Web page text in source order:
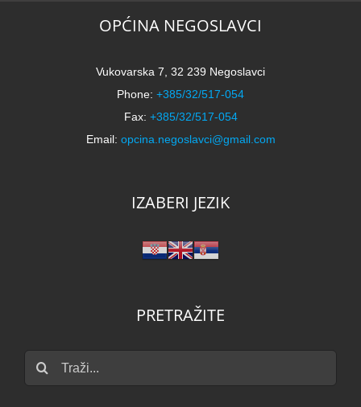
OPĆINA NEGOSLAVCI
Vukovarska 7, 32 239 Negoslavci
Phone: +385/32/517-054
Fax: +385/32/517-054
Email: opcina.negoslavci@gmail.com
IZABERI JEZIK
PRETRAŽITE
Traži...